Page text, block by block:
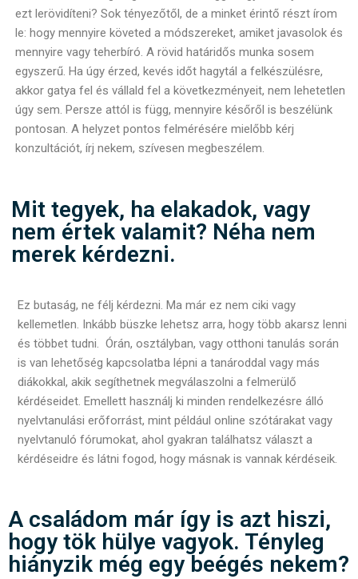
ezt lerövidíteni? Sok tényezőtől, de a minket érintő részt írom
le: hogy mennyire követed a módszereket, amiket javasolok és
mennyire vagy teherbíró. A rövid határidős munka sosem
egyszerű. Ha úgy érzed, kevés időt hagytál a felkészülésre,
akkor gatya fel és vállald fel a következményeit, nem lehetetlen
úgy sem. Persze attól is függ, mennyire későről is beszélünk
pontosan. A helyzet pontos felmérésére mielőbb kérj
konzultációt, írj nekem, szívesen megbeszélem.
Mit tegyek, ha elakadok, vagy
nem értek valamit? Néha nem
merek kérdezni.
Ez butaság, ne félj kérdezni. Ma már ez nem ciki vagy
kellemetlen. Inkább büszke lehetsz arra, hogy több akarsz lenni
és többet tudni. Órán, osztályban, vagy otthoni tanulás során
is van lehetőség kapcsolatba lépni a tanároddal vagy más
diákokkal, akik segíthetnek megválaszolni a felmerülő
kérdéseidet. Emellett használj ki minden rendelkezésre álló
nyelvtanulási erőforrást, mint például online szótárakat vagy
nyelvtanuló fórumokat, ahol gyakran találhatsz választ a
kérdéseidre és látni fogod, hogy másnak is vannak kérdéseik.
A családom már így is azt hiszi,
hogy tök hülye vagyok. Tényleg
hiányzik még egy beégés nekem?